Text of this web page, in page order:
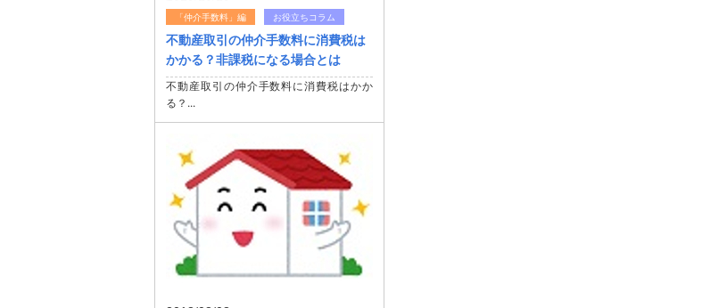
「仲介手数料」編 お役立ちコラム
不動産取引の仲介手数料に消費税は
かかる？非課税になる場合とは
不動産取引の仲介手数料に消費税はかか
る？...